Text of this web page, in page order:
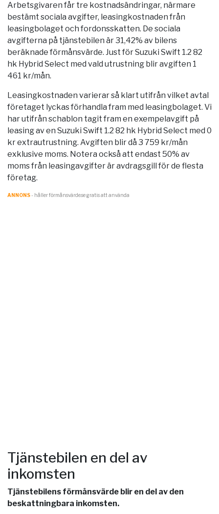
Arbetsgivaren får tre kostnadsändringar, närmare
bestämt sociala avgifter, leasingkostnaden från
leasingbolaget och fordonsskatten. De sociala
avgifterna på tjänstebilen är 31,42% av bilens
beräknade förmånsvärde. Just för Suzuki Swift 1.2 82
hk Hybrid Select med vald utrustning blir avgiften 1
461 kr/mån.
Leasingkostnaden varierar så klart utifrån vilket avtal
företaget lyckas förhandla fram med leasingbolaget. Vi
har utifrån schablon tagit fram en exempelavgift på
leasing av en Suzuki Swift 1.2 82 hk Hybrid Select med 0
kr extrautrustning. Avgiften blir då 3 759 kr/mån
exklusive moms. Notera också att endast 50% av
moms från leasingavgifter är avdragsgill för de flesta
företag.
ANNONS- håller förmånsvärde.se gratis att använda
Tjänstebilen en del av
inkomsten
Tjänstebilens förmånsvärde blir en del av den
beskattningbara inkomsten.